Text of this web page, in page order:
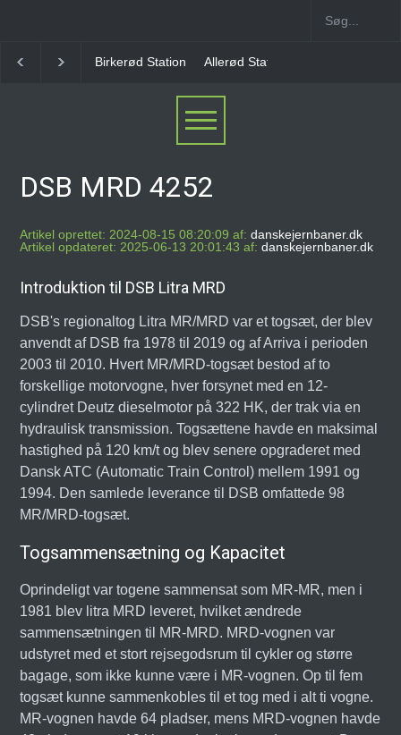
Birkerød Station Allerød Station
DSB MRD 4252
Artikel oprettet: 2024-08-15 08:20:09 af: danskejernbaner.dk
Artikel opdateret: 2025-06-13 20:01:43 af: danskejernbaner.dk
Introduktion til DSB Litra MRD
DSB's regionaltog Litra MR/MRD var et togsæt, der blev
anvendt af DSB fra 1978 til 2019 og af Arriva i perioden
2003 til 2010. Hvert MR/MRD-togsæt bestod af to
forskellige motorvogne, hver forsynet med en 12-
cylindret Deutz dieselmotor på 322 HK, der trak via en
hydraulisk transmission. Togsættene havde en maksimal
hastighed på 120 km/t og blev senere opgraderet med
Dansk ATC (Automatic Train Control) mellem 1991 og
1994. Den samlede leverance til DSB omfattede 98
MR/MRD-togsæt.
Togsammensætning og Kapacitet
Oprindeligt var togene sammensat som MR-MR, men i
1981 blev litra MRD leveret, hvilket ændrede
sammensætningen til MR-MRD. MRD-vognen var
udstyret med et stort rejsegodsrum til cykler og større
bagage, som ikke kunne være i MR-vognen. Op til fem
togsæt kunne sammenkobles til et tog med i alt ti vogne.
MR-vognen havde 64 pladser, mens MRD-vognen havde